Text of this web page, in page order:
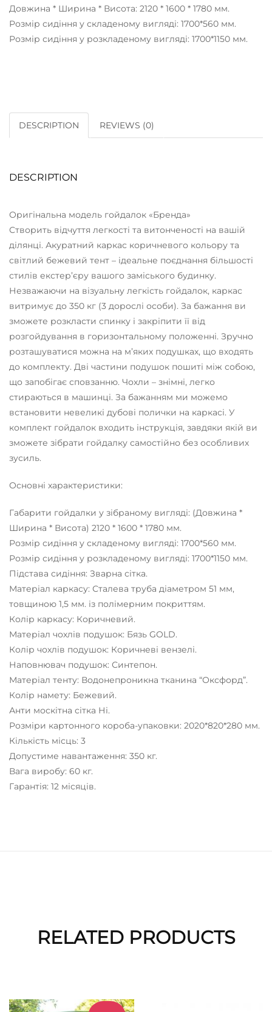
Довжина * Ширина * Висота: 2120 * 1600 * 1780 мм.
Розмір сидіння у складеному вигляді: 1700*560 мм.
Розмір сидіння у розкладеному вигляді: 1700*1150 мм.
DESCRIPTION REVIEWS (0)
DESCRIPTION
Оригінальна модель гойдалок «Бренда»
Створить відчуття легкості та витонченості на вашій
ділянці. Акуратний каркас коричневого кольору та
світлий бежевий тент – ідеальне поєднання більшості
стилів екстер’єру вашого заміського будинку.
Незважаючи на візуальну легкість гойдалок, каркас
витримує до 350 кг (3 дорослі особи). За бажання ви
зможете розкласти спинку і закріпити її від
розгойдування в горизонтальному положенні. Зручно
розташуватися можна на м’яких подушках, що входять
до комплекту. Дві частини подушок пошиті між собою,
що запобігає сповзанню. Чохли – знімні, легко
стираються в машинці. За бажанням ми можемо
встановити невеликі дубові полички на каркасі. У
комплект гойдалок входить інструкція, завдяки якій ви
зможете зібрати гойдалку самостійно без особливих
зусиль.
Основні характеристики:
Габарити гойдалки у зібраному вигляді: (Довжина *
Ширина * Висота) 2120 * 1600 * 1780 мм.
Розмір сидіння у складеному вигляді: 1700*560 мм.
Розмір сидіння у розкладеному вигляді: 1700*1150 мм.
Підстава сидіння: Зварна сітка.
Матеріал каркасу: Сталева труба діаметром 51 мм,
товщиною 1,5 мм. із полімерним покриттям.
Колір каркасу: Коричневий.
Матеріал чохлів подушок: Бязь GOLD.
Колір чохлів подушок: Коричневі вензелі.
Наповнювач подушок: Синтепон.
Матеріал тенту: Водонепроникна тканина “Оксфорд”.
Колір намету: Бежевий.
Анти москітна сітка Ні.
Розміри картонного короба-упаковки: 2020*820*280 мм.
Кількість місць: 3
Допустиме навантаження: 350 кг.
Вага виробу: 60 кг.
Гарантія: 12 місяців.
RELATED PRODUCTS